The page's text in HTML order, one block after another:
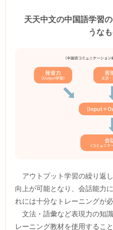
天天中文の中国語学習
うな
アウトプット学習の繰り返
向上が可能となり、会話能力
れには十分なトレーニングが
文法・語彙など表現力の知
レーニング教材を使用するこ